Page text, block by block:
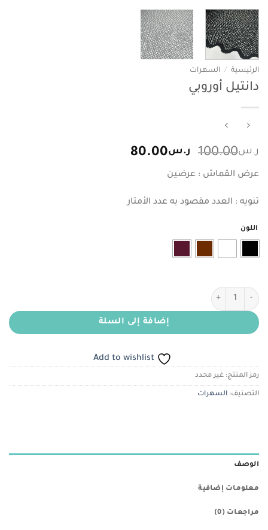
الرئيسية / السهرات
دانتيل أوروبي
ر.س100.00 السعر
الأصلي
هو:
ر.س100.00.
ر.س80.00
ر.س80.00.
عرض القماش : عرضين
تنويه : العدد مقصود به عدد الأمتار
اللون
كمية دانتيل أوروبي
إضافة إلى السلة
Add to wishlist
رمز المنتج: غير محدد
التصنيف: السهرات
الوصف
معلومات إضافية
مراجعات (0)